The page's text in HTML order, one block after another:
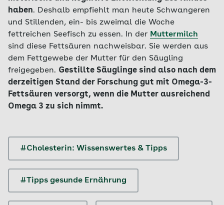
verarbeitete Fast-Food-Gerichte.
haben. Deshalb empfiehlt man heute Schwangeren
und Stillenden, ein- bis zweimal die Woche
fettreichen Seefisch zu essen. In der Muttermilch
sind diese Fettsäuren nachweisbar. Sie werden aus
dem Fettgewebe der Mutter für den Säugling
freigegeben. Gestillte Säuglinge sind also nach dem
derzeitigen Stand der Forschung gut mit Omega-3-
Fettsäuren versorgt, wenn die Mutter ausreichend
Omega 3 zu sich nimmt.
#Cholesterin: Wissenswertes & Tipps
#Tipps gesunde Ernährung